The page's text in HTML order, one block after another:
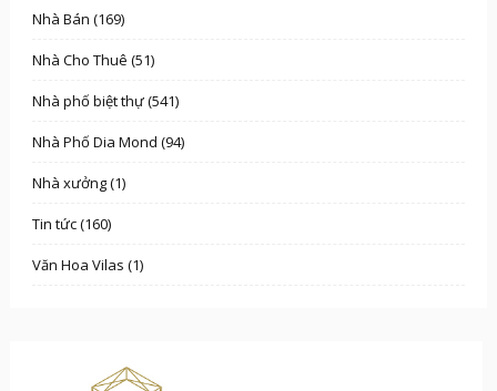
Nhà Bán (169)
Nhà Cho Thuê (51)
Nhà phố biệt thự (541)
Nhà Phố Dia Mond (94)
Nhà xưởng (1)
Tin tức (160)
Văn Hoa Vilas (1)